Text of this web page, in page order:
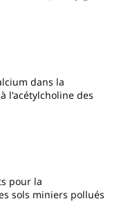
dans la
l'acétylcholine des
pour la
sols miniers pollués